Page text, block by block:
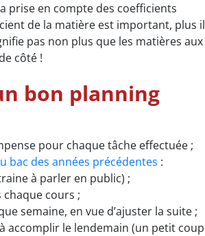
prise en compte des coefficients
de la matière est important, plus il
pas non plus que les matières aux
côté !
bon planning
pour chaque tâche effectuée ;
bac des années précédentes :
à parler en public) ;
chaque cours ;
semaine, en vue d’ajuster la suite ;
accomplir le lendemain (un petit coup